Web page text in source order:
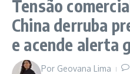
Tensão
China derruba
e acende alerta
Por Geovana Lima